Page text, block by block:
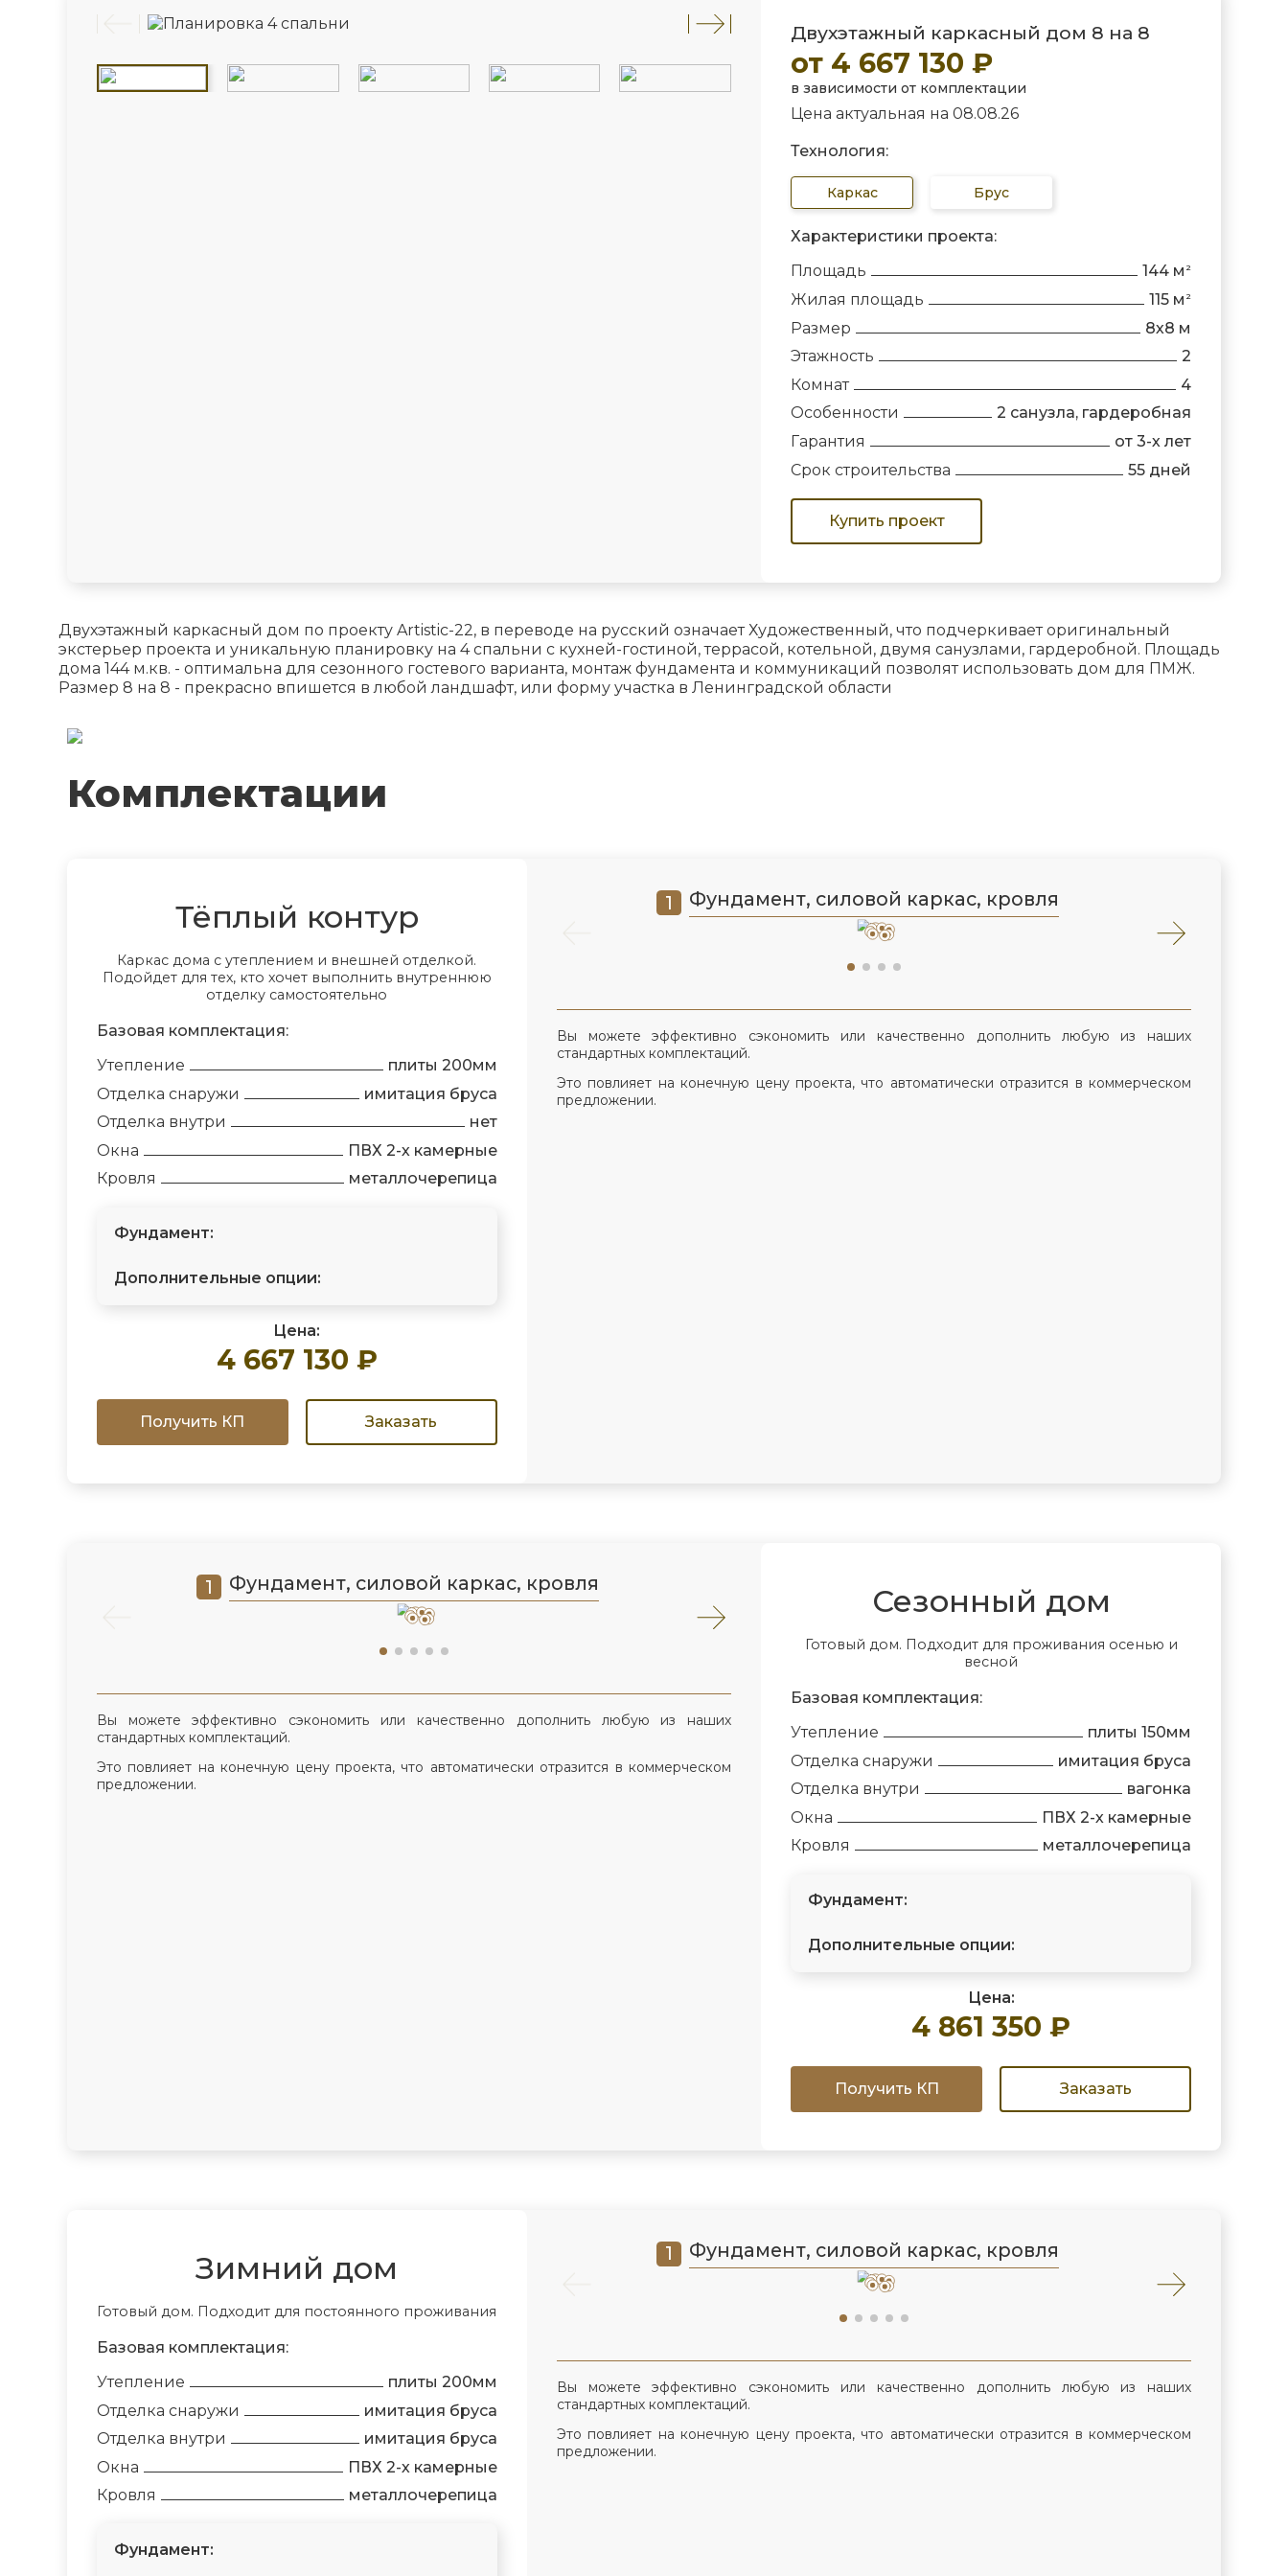
Двухэтажный каркасный дом 8 на 8
от 4 667 130 ₽
в зависимости от комплектации
Цена актуальная на 08.08.26
Технология:
Каркас Брус
Характеристики проекта:
Площадь
144 м 2
Жилая площадь 115 м 2
Размер
8х8 м
Этажность
2
Комнат
4
Особенности
2 санузла, гардеробная
Гарантия
от 3-х лет
Срок строительства
55 дней
Купить проект
Двухэтажный каркасный дом по проекту Artistic-22, в переводе на русский означает Художественный, что подчеркивает оригинальный
экстерьер проекта и уникальную планировку на 4 спальни с кухней-гостиной, террасой, котельной, двумя санузлами, гардеробной. Площадь
дома 144 м.кв. - оптимальна для сезонного гостевого варианта, монтаж фундамента и коммуникаций позволят использовать дом для ПМЖ.
Размер 8 на 8 - прекрасно впишется в любой ландшафт, или форму участка в Ленинградской области
Комплектации
Фундамент, силовой каркас, кровля
Вы можете эффективно сэкономить или качественно дополнить любую из наших
стандартных комплектаций.
Это повлияет на конечную цену проекта, что автоматически отразится в коммерческом
предложении.
Тёплый контур
Каркас дома с утеплением и внешней отделкой.
Подойдет для тех, кто хочет выполнить внутреннюю
отделку самостоятельно
Базовая комплектация:
Утепление
плиты 200мм
Отделка снаружи
имитация бруса
Отделка внутри
нет
Окна
ПВХ 2-х камерные
Кровля
металлочерепица
Фундамент:
Дополнительные опции:
Цена:
4 667 130 ₽
Получить КП Заказать
Фундамент, силовой каркас, кровля
Вы можете эффективно сэкономить или качественно дополнить любую из наших
стандартных комплектаций.
Это повлияет на конечную цену проекта, что автоматически отразится в коммерческом
предложении.
Сезонный дом
Готовый дом. Подходит для проживания осенью и
весной
Базовая комплектация:
Утепление
плиты 150мм
Отделка снаружи
имитация бруса
Отделка внутри
вагонка
Окна
ПВХ 2-х камерные
Кровля
металлочерепица
Фундамент:
Дополнительные опции:
Цена:
4 861 350 ₽
Получить КП Заказать
Фундамент, силовой каркас, кровля
Вы можете эффективно сэкономить или качественно дополнить любую из наших
стандартных комплектаций.
Это повлияет на конечную цену проекта, что автоматически отразится в коммерческом
предложении.
Зимний дом
Готовый дом. Подходит для постоянного проживания
Базовая комплектация:
Утепление
плиты 200мм
Отделка снаружи
имитация бруса
Отделка внутри
имитация бруса
Окна
ПВХ 2-х камерные
Кровля
металлочерепица
Фундамент: